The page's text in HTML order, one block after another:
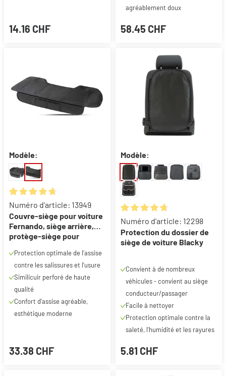
14.16 CHF
agréablement doux
58.45 CHF
Modèle:
Note moyenne de 4.87 sur 5 étoiles
Numéro d'article: 13949
Couvre-siège pour voiture
Fernando, siège arrière,
protège-siège pour
Protection optimale de l'assise
contre les salissures et l'usure
Similicuir perforé de haute
qualité
Confort d'assise agréable,
esthétique moderne
33.38 CHF
Modèle:
Note moyenne de 4.8 sur 5
Numéro d'article: 12298
Protection du dossier de
siège de voiture Blacky
Convient à de nombreux
véhicules - convient au siège
conducteur/passager
Facile à nettoyer
Protection optimale contre la
saleté, l'humidité et les rayures
5.81 CHF